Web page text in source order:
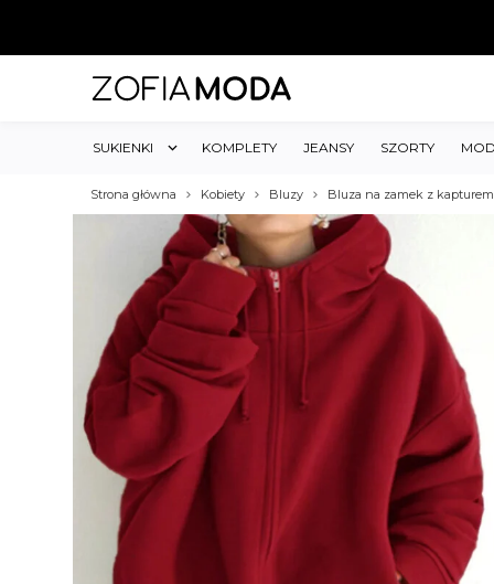
SUKIENKI KOMPLETY JEANSY SZORTY
Strona główna Kobiety Bluzy Bluza na zamek z